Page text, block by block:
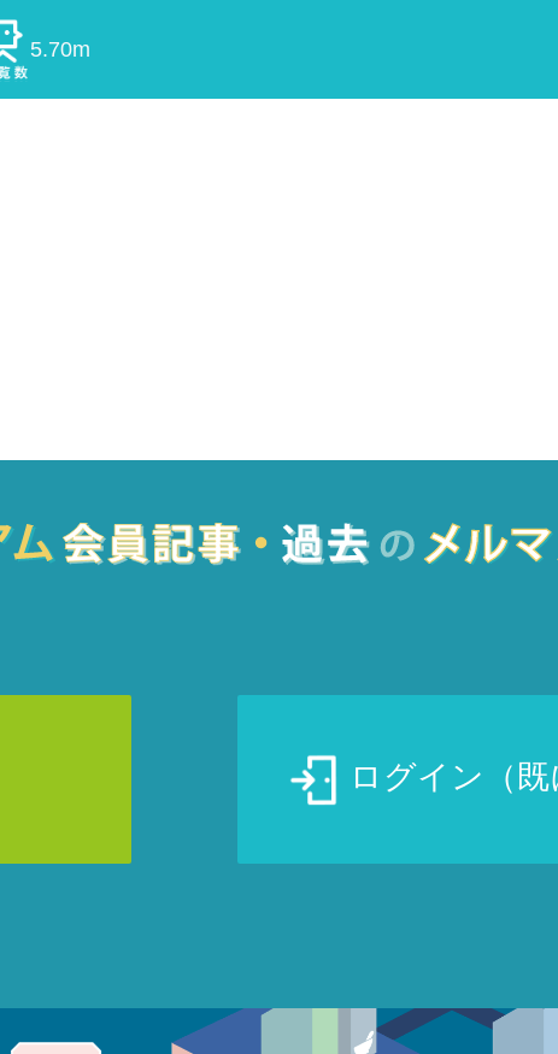
5.70m
ログイン（既